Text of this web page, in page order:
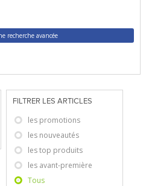
recherche avancée
FILTRER LES ARTICLES
les promotions
les nouveautés
les top produits
les avant-première
Tous